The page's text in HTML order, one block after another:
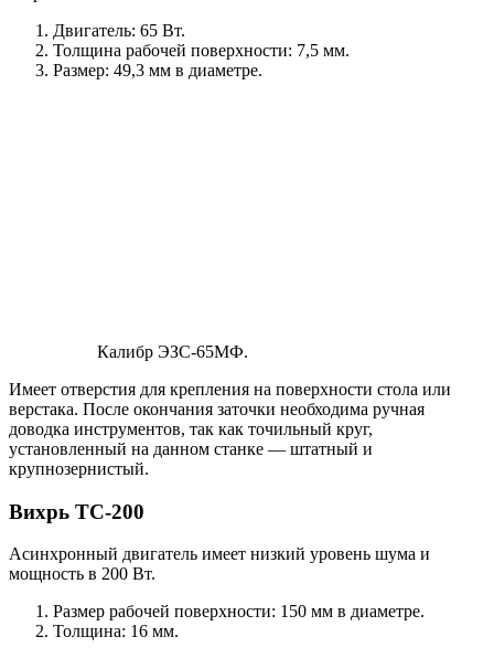
Двигатель: 65 Вт.
Толщина рабочей поверхности: 7,5 мм.
Размер: 49,3 мм в диаметре.
Калибр ЭЗС-65МФ.
Имеет отверстия для крепления на поверхности стола или
верстака. После окончания заточки необходима ручная
доводка инструментов, так как точильный круг,
установленный на данном станке — штатный и
крупнозернистый.
Вихрь ТС-200
Асинхронный двигатель имеет низкий уровень шума и
мощность в 200 Вт.
Размер рабочей поверхности: 150 мм в диаметре.
Толщина: 16 мм.